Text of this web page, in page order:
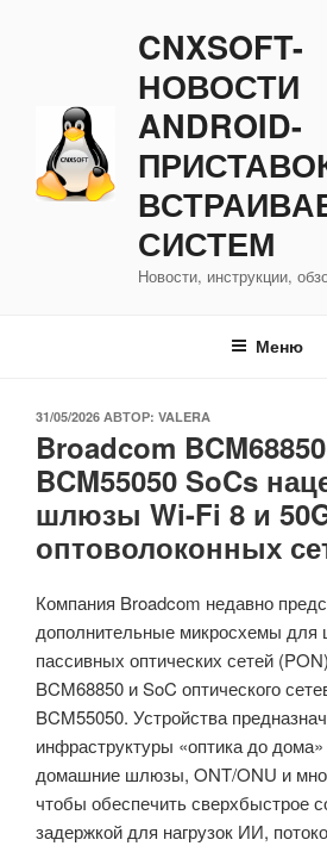
CNXSOFT-
НОВОСТИ
ANDROID-
СИСТЕМ
Новости, инструкции,
Меню
ОПУБЛИКОВАНО
31/05/2026 АВТОР: VALERA
Broadcom
BCM55050 SoCs
шлюзы Wi-Fi 8 и
оптоволоконных
Компания Broadcom недавно
дополнительные микросхемы для
пассивных оптических сетей
BCM68850 и SoC оптического
BCM55050. Устройства
инфраструктуры «оптика до
домашние шлюзы, ONT/ONU и
чтобы обеспечить сверхбыстрое
задержкой для нагрузок ИИ,